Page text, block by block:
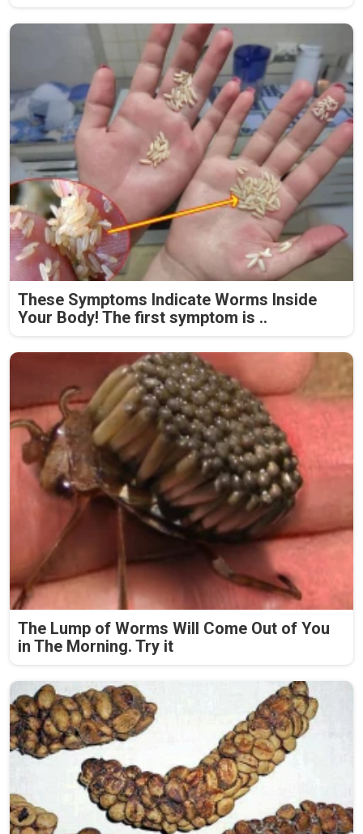
These Symptoms Indicate Worms Inside
Your Body! The first symptom is ..
The Lump of Worms Will Come Out of You
in The Morning. Try it